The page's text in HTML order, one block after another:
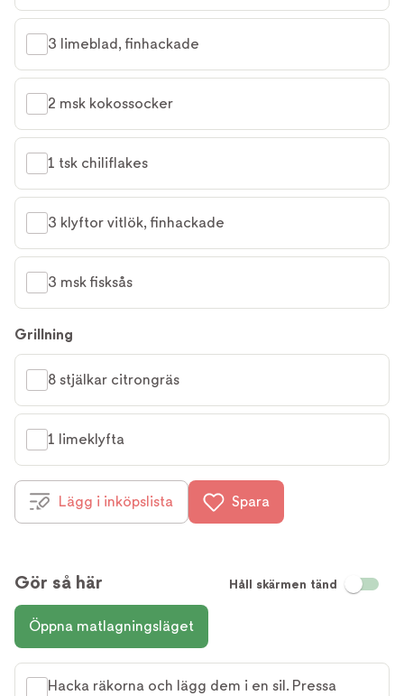
3 limeblad, finhackade
2 msk kokossocker
1 tsk chiliflakes
3 klyftor vitlök, finhackade
3 msk fisksås
Grillning
8 stjälkar citrongräs
1 limeklyfta
Lägg i inköpslista Spara
Gör så här Håll skärmen tänd
Öppna matlagningsläget
Hacka räkorna och lägg dem i en sil. Pressa